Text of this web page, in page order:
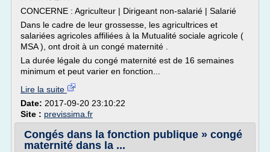
CONCERNE : Agriculteur | Dirigeant non-salarié | Salarié
Dans le cadre de leur grossesse, les agricultrices et
salariées agricoles affiliées à la Mutualité sociale agricole (
MSA ), ont droit à un congé maternité .
La durée légale du congé maternité est de 16 semaines
minimum et peut varier en fonction...
Lire la suite
Date: 2017-09-20 23:10:22
Site : previssima.fr
Congés dans la fonction publique » congé
maternité dans la ...